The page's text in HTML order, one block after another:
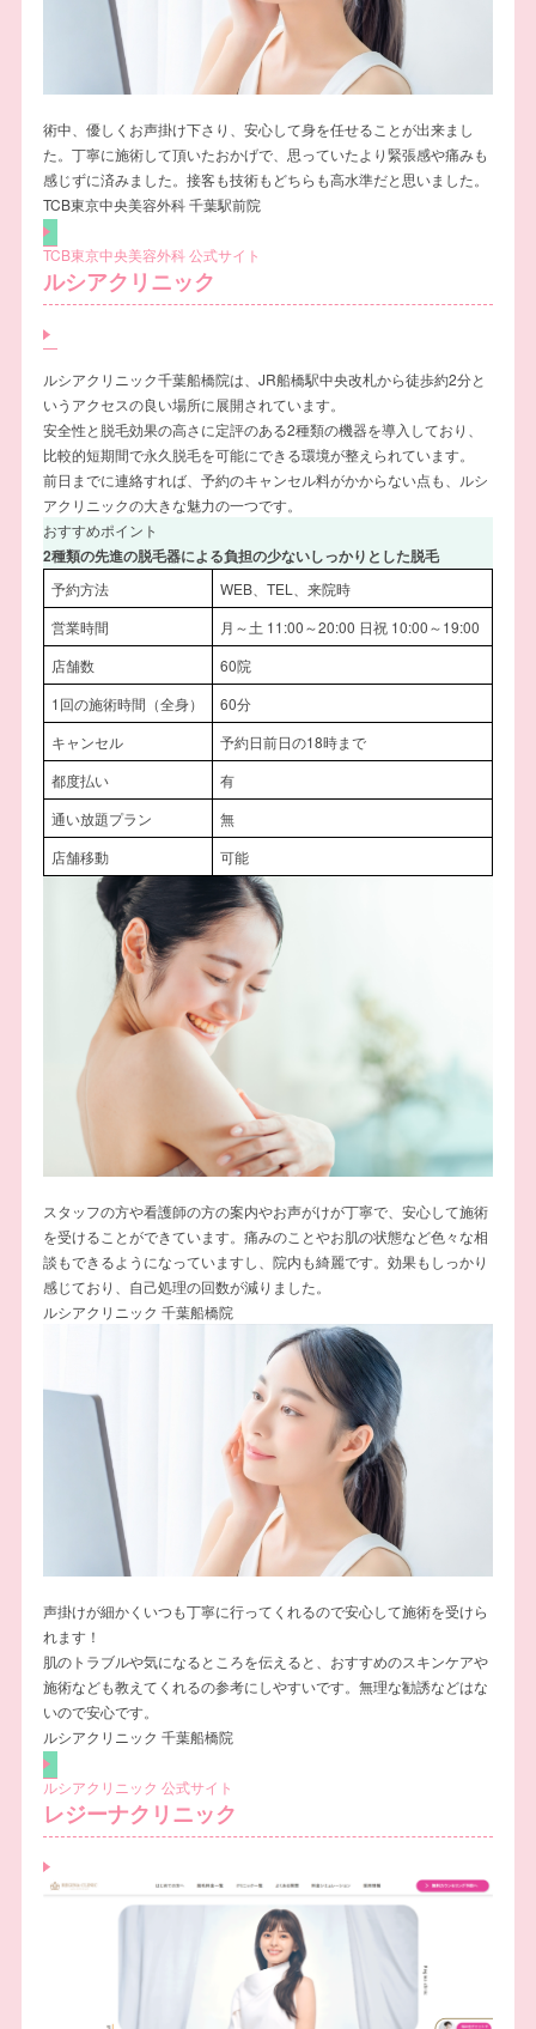
術中、優しくお声掛け下さり、安心して身を任せることが出来まし
た。丁寧に施術して頂いたおかげで、思っていたより緊張感や痛みも
感じずに済みました。接客も技術もどちらも高水準だと思いました。
TCB東京中央美容外科 千葉駅前院
TCB東京中央美容外科 公式サイト
ルシアクリニック
ルシアクリニック千葉船橋院は、JR船橋駅中央改札から徒歩約2分と
いうアクセスの良い場所に展開されています。
安全性と脱毛効果の高さに定評のある2種類の機器を導入しており、
比較的短期間で永久脱毛を可能にできる環境が整えられています。
前日までに連絡すれば、予約のキャンセル料がかからない点も、ルシ
アクリニックの大きな魅力の一つです。
おすすめポイント
2種類の先進の脱毛器による負担の少ないしっかりとした脱毛
予約方法
WEB、TEL、来院時
営業時間
月～土 11:00～20:00 日祝 10:00～19:00
店舗数
60院
1回の施術時間（全身）
60分
キャンセル
予約日前日の18時まで
都度払い
有
通い放題プラン
無
店舗移動
可能
スタッフの方や看護師の方の案内やお声がけが丁寧で、安心して施術
を受けることができています。痛みのことやお肌の状態など色々な相
談もできるようになっていますし、院内も綺麗です。効果もしっかり
感じており、自己処理の回数が減りました。
ルシアクリニック 千葉船橋院
声掛けが細かくいつも丁寧に行ってくれるので安心して施術を受けら
れます！
肌のトラブルや気になるところを伝えると、おすすめのスキンケアや
施術なども教えてくれるの参考にしやすいです。無理な勧誘などはな
いので安心です。
ルシアクリニック 千葉船橋院
ルシアクリニック 公式サイト
レジーナクリニック